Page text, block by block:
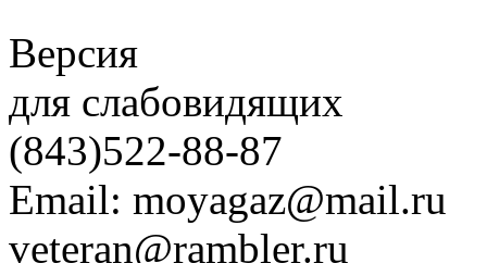
Версия
для слабовидящих
(843)522-88-87
Email: moyagaz@mail.ru
veteran@rambler.ru